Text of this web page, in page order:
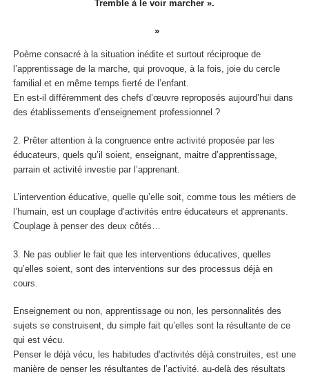
Tremble à le voir marcher ».
Poème consacré à la situation inédite et surtout réciproque de
l’apprentissage de la marche, qui provoque, à la fois, joie du cercle
familial et en même temps fierté de l’enfant.
En est-il différemment des chefs d’œuvre reproposés aujourd’hui dans
des établissements d’enseignement professionnel ?
2. Prêter attention à la congruence entre activité proposée par les
éducateurs, quels qu’il soient, enseignant, maitre d’apprentissage,
parrain et activité investie par l’apprenant.
L’intervention éducative, quelle qu’elle soit, comme tous les métiers de
l’humain, est un couplage d’activités entre éducateurs et apprenants.
Couplage à penser des deux côtés…
3. Ne pas oublier le fait que les interventions éducatives, quelles
qu’elles soient, sont des interventions sur des processus déjà en
cours.
Enseignement ou non, apprentissage ou non, les personnalités des
sujets se construisent, du simple fait qu’elles sont la résultante de ce
qui est vécu.
Penser le déjà vécu, les habitudes d’activités déjà construites, est une
manière de penser les résultantes de l’activité, au-delà des résultats